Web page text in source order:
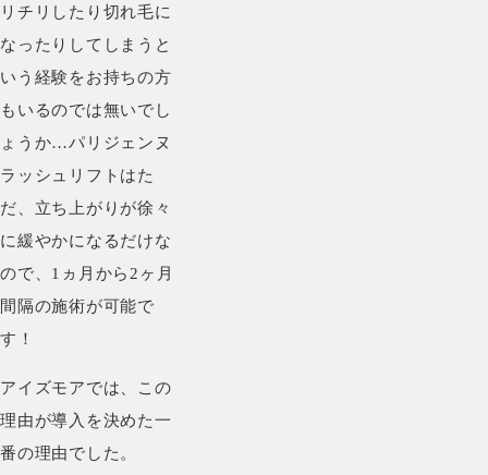
リチリしたり切れ毛に
なったりしてしまうと
いう経験をお持ちの方
もいるのでは無いでし
ょうか…パリジェンヌ
ラッシュリフトはた
だ、立ち上がりが徐々
に緩やかになるだけな
ので、1ヵ月から2ヶ月
間隔の施術が可能で
す！
アイズモアでは、この
理由が導入を決めた一
番の理由でした。